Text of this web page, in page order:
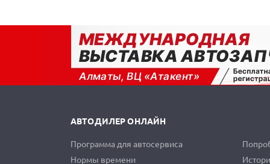
АВТОДИЛЕР ОНЛАЙН
Программа для автосервиса
Нормы времени